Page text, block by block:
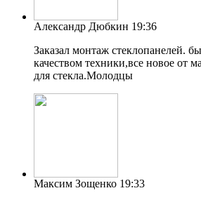
Александр Дюбкин 19:36
Заказал монтаж стеклопанелей.
качеством техники,все новое от
для стекла.Молодцы
Максим Зощенко 19:33